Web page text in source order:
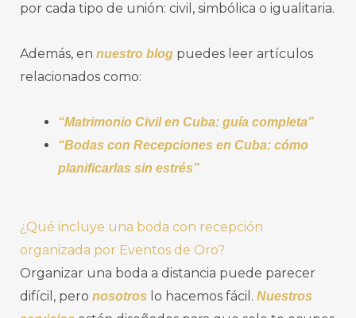
por cada tipo de unión: civil, simbólica o igualitaria.
Además, en nuestro blog puedes leer artículos
relacionados como:
“Matrimonio Civil en Cuba: guía completa”
“Bodas con Recepciones en Cuba: cómo
planificarlas sin estrés”
¿Qué incluye una boda con recepción
organizada por Eventos de Oro?
Organizar una boda a distancia puede parecer
difícil, pero nosotros lo hacemos fácil. Nuestros